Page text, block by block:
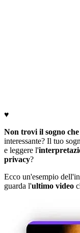
♥
Non trovi il sogno
interessante? Il tuo
e leggere l'
privacy?
Ecco un'esempio
guarda l'ultimo video